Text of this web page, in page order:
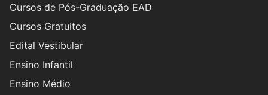
Cursos de Pós-Graduação EAD
Cursos Gratuitos
Edital Vestibular
Ensino Infantil
Ensino Médio